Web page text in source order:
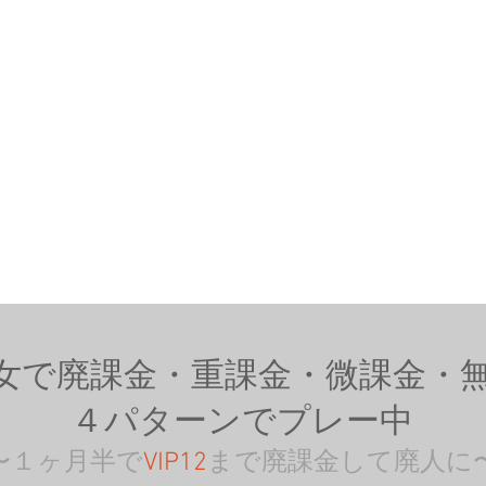
で廃課金・重課金・微課金・
４パターンでプレー中
１ヶ月半でVIP12 まで廃課金して廃人に